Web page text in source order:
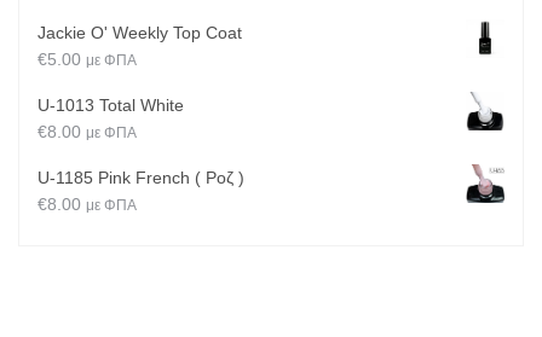
Jackie O' Weekly Top Coat
€5.00 με ΦΠΑ
U-1013 Total White
€8.00 με ΦΠΑ
U-1185 Pink French ( Ροζ )
€8.00 με ΦΠΑ